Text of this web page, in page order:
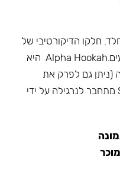
חלקו הדיקורטיבי של
Alpha Hookah היא
(ניתן גם לפרק את
הדיפיוזר). צינור סיליקון Soft Touch מתחבר לנרגילה על ידי